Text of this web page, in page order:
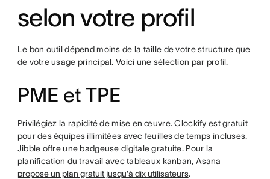
selon votre profil
Le bon outil dépend moins de la taille de votre structure que
de votre usage principal. Voici une sélection par profil.
PME et TPE
Privilégiez la rapidité de mise en œuvre. Clockify est gratuit
pour des équipes illimitées avec feuilles de temps incluses.
Jibble offre une badgeuse digitale gratuite. Pour la
planification du travail avec tableaux kanban, Asana
propose un plan gratuit jusqu'à dix utilisateurs.